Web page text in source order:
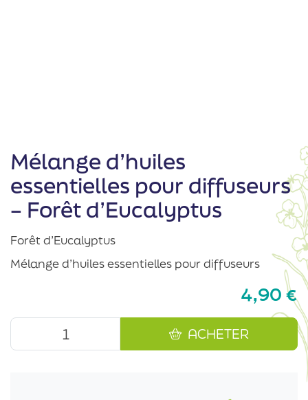
Mélange d’huiles
essentielles pour diffuseurs
– Forêt d’Eucalyptus
Forêt d’Eucalyptus
Mélange d’huiles essentielles pour diffuseurs
4,90 €
ACHETER